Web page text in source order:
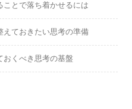
とで落ち着かせるには
えておきたい思考の準備
おくべき思考の基盤